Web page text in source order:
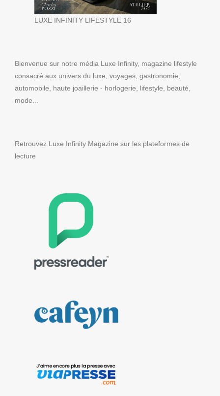
LUXE INFINITY LIFESTYLE 16
Bienvenue sur notre média Luxe Infinity, magazine lifestyle
consacré aux univers du luxe, voyages, gastronomie,
automobile, haute joaillerie - horlogerie, lifestyle, beauté,
mode...
Retrouvez Luxe Infinity Magazine sur les plateformes de
lecture